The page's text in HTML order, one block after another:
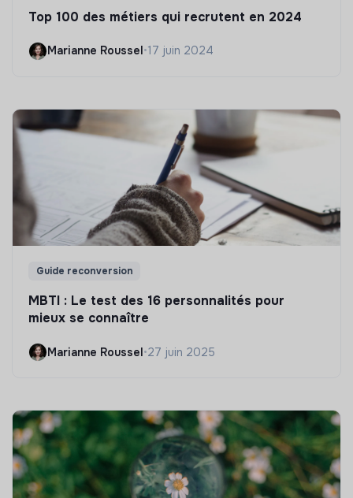
Top 100 des métiers qui recrutent en 2024
Marianne Roussel•17 juin 2024
Guide reconversion
MBTI : Le test des 16 personnalités pour
mieux se connaître
Marianne Roussel•27 juin 2025